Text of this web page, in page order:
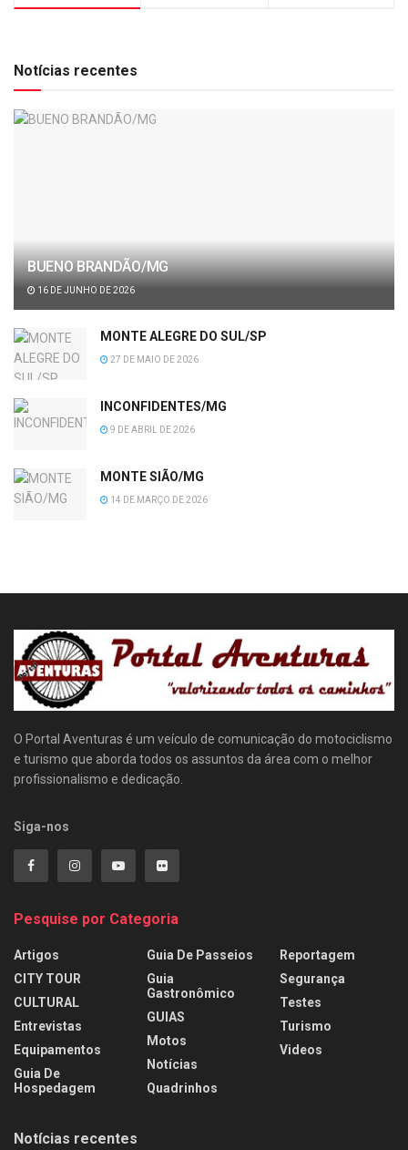
Notícias recentes
BUENO BRANDÃO/MG
16 DE JUNHO DE 2026
MONTE ALEGRE DO SUL/SP
27 DE MAIO DE 2026
INCONFIDENTES/MG
9 DE ABRIL DE 2026
MONTE SIÃO/MG
14 DE MARÇO DE 2026
O Portal Aventuras é um veículo de comunicação do motociclismo
e turismo que aborda todos os assuntos da área com o melhor
profissionalismo e dedicação.
Siga-nos
Pesquise por Categoria
Artigos
CITY TOUR
CULTURAL
Entrevistas
Equipamentos
Guia De
Hospedagem
Guia De Passeios
Guia
Gastronômico
GUIAS
Motos
Notícias
Quadrinhos
Reportagem
Segurança
Testes
Turismo
Videos
Notícias recentes